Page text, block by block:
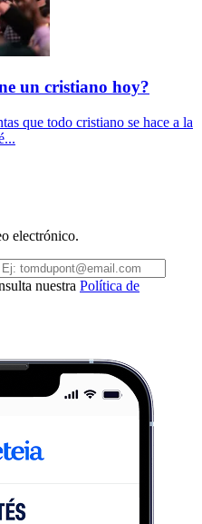
un cristiano hoy?
que todo cristiano se hace a la
electrónico.
nuestra Política de